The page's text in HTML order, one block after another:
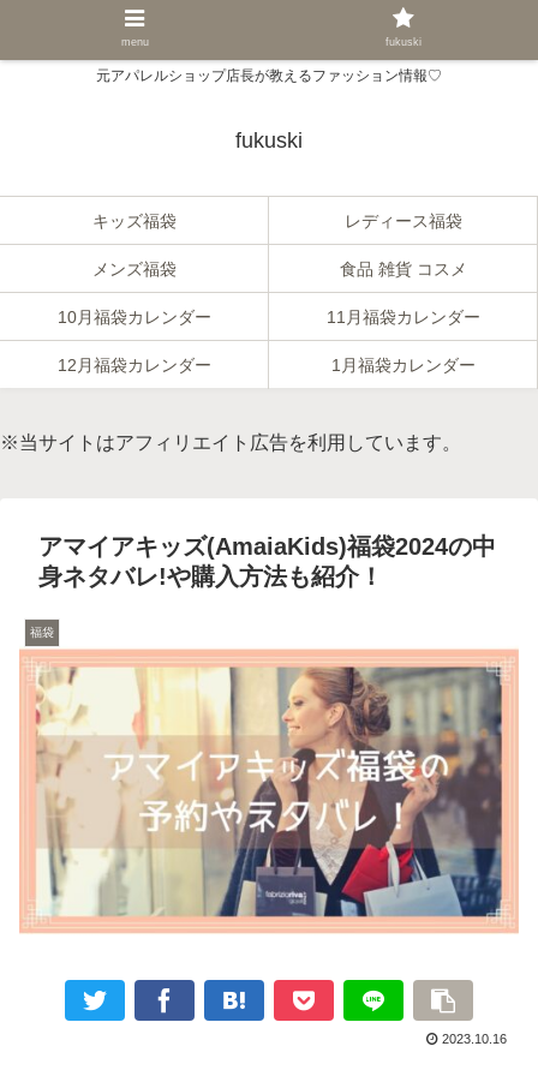
元アパレルショップ店長が教えるファッション情報♡
fukuski
キッズ福袋 レディース福袋
メンズ福袋 食品 雑貨 コスメ
10月福袋カレンダー 11月福袋カレンダー
12月福袋カレンダー 1月福袋カレンダー
※当サイトはアフィリエイト広告を利用しています。
アマイアキッズ(AmaiaKids)福袋2024の中
身ネタバレ!や購入方法も紹介！
福袋
2023.10.16
menu fukuski